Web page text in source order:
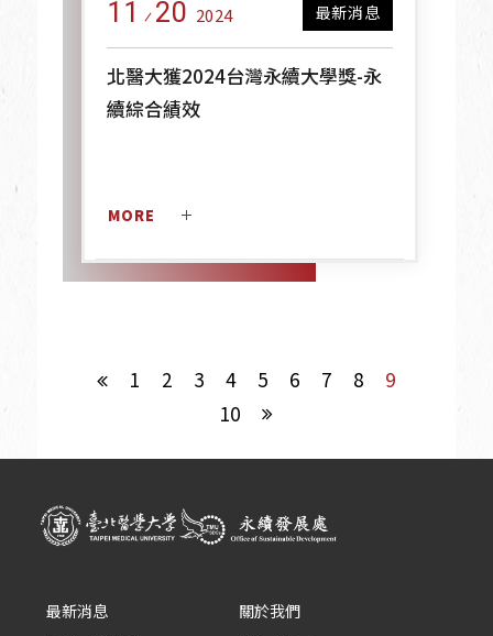
11 20 2024 最新消息
北醫大獲2024台灣永續大學獎-永
續綜合績效
MORE
1 2 3 4 5 6 7 8
9
10
最新消息
關於我們